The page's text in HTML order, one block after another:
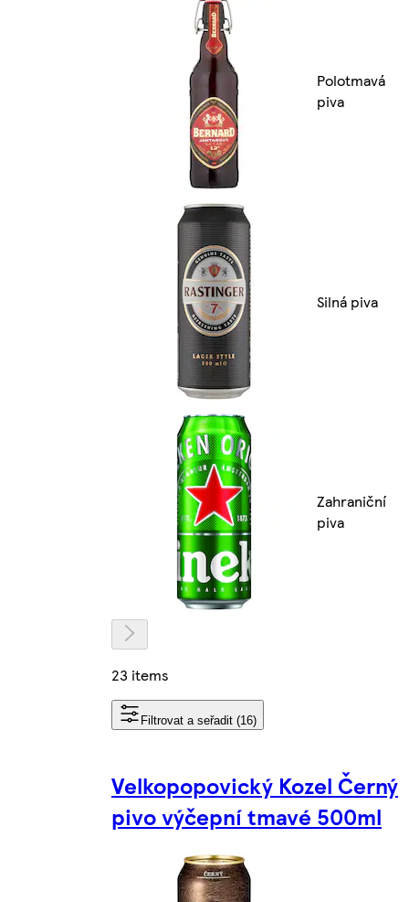
Polotmavá
piva
Silná piva
Zahraniční
piva
23 items
Filtrovat a seřadit (16)
Velkopopovický Kozel Černý
pivo výčepní tmavé 500ml